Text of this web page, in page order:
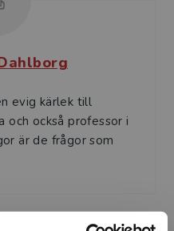
evig kärlek till
och också professor i
är de frågor som